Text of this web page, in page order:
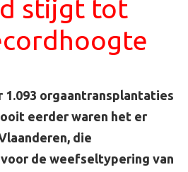
stijgt tot
1.093 orgaantransplantaties
eerder waren het er
die
de weefseltypering van